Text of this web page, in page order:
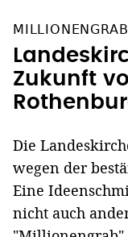
Zukunft
Die
wegen der
Eine
nicht auch